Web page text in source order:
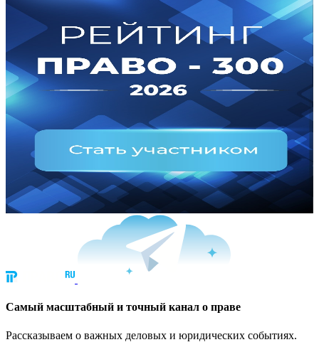
Cамый масштабный и точный канал о праве
Рассказываем о важных деловых и юридических событиях.